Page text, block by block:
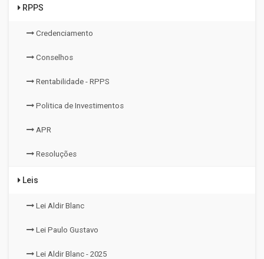
RPPS
Credenciamento
Conselhos
Rentabilidade - RPPS
Politica de Investimentos
APR
Resoluções
Leis
Lei Aldir Blanc
Lei Paulo Gustavo
Lei Aldir Blanc - 2025